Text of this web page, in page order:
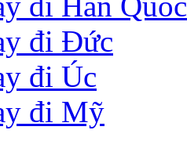
đi Đức
đi Úc
đi Mỹ